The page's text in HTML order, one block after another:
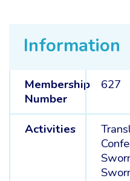
Information
Membership
Number
627
Activities